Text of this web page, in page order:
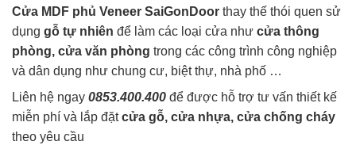
Cửa MDF phủ Veneer SaiGonDoor thay thế thói quen sử
dụng gỗ tự nhiên để làm các loại cửa như cửa thông
phòng, cửa văn phòng trong các công trình công nghiệp
và dân dụng như chung cư, biệt thự, nhà phố …
Liên hệ ngay 0853.400.400 để được hỗ trợ tư vấn thiết kế
miễn phí và lắp đặtcửa gỗ, cửa nhựa, cửa chống cháy
theo yêu cầu